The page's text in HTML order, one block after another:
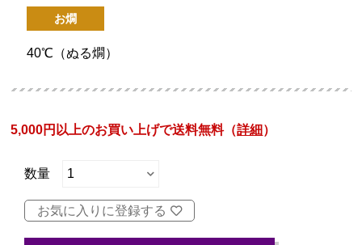
お燗
40℃（ぬる燗）
5,000円以上のお買い上げで送料無料（詳細 ）
お気に入りに登録する